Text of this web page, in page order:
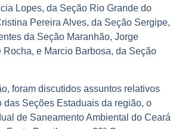
Lopes, da Seção Rio Grande do
Pereira Alves, da Seção Sergipe,
da Seção Maranhão, Jorge
Rocha, e Marcio Barbosa, da Seção
foram discutidos assuntos relativos
das Seções Estaduais da região, o
de Saneamento Ambiental do Ceará